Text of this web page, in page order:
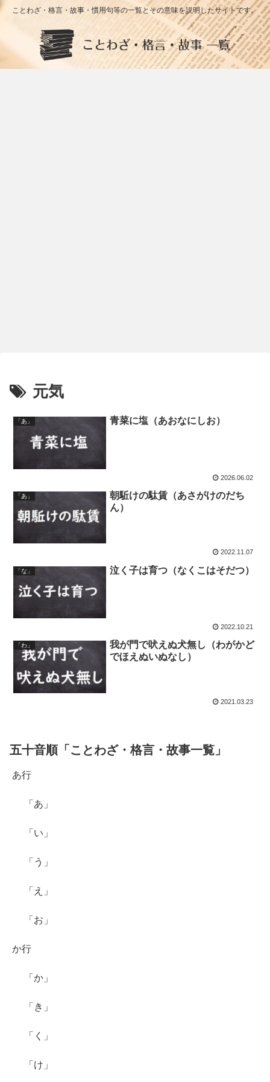
ことわざ・格言・故事・慣用句等の一覧とその意味を説明したサイトです。
元気
「あ」 青菜に塩（あおなにしお）
2026.06.02
「あ」
朝駈けの駄賃（あさがけのだち
ん）
2022.11.07
「な」 泣く子は育つ（なくこはそだつ）
2022.10.21
「わ」
我が門で吠えぬ犬無し（わがかど
でほえぬいぬなし）
2021.03.23
五十音順「ことわざ・格言・故事一覧」
あ行
「あ」
「い」
「う」
「え」
「お」
か行
「か」
「き」
「く」
「け」